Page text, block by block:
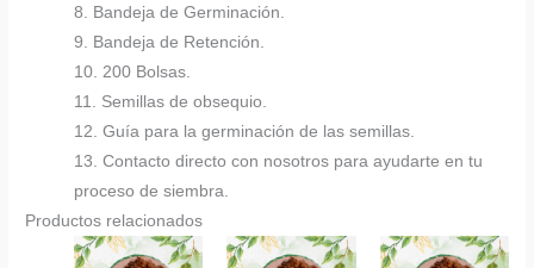
8. Bandeja de Germinación.
9. Bandeja de Retención.
10. 200 Bolsas.
11. Semillas de obsequio.
12. Guía para la germinación de las semillas.
13. Contacto directo con nosotros para ayudarte en tu
proceso de siembra.
Productos relacionados